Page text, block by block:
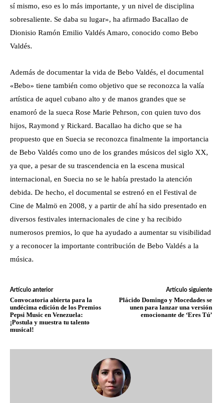
sí mismo, eso es lo más importante, y un nivel de disciplina
sobresaliente. Se daba su lugar», ha afirmado Bacallao de
Dionisio Ramón Emilio Valdés Amaro, conocido como Bebo
Valdés.
Además de documentar la vida de Bebo Valdés, el documental
«Bebo» tiene también como objetivo que se reconozca la valía
artística de aquel cubano alto y de manos grandes que se
enamoró de la sueca Rose Marie Pehrson, con quien tuvo dos
hijos, Raymond y Rickard. Bacallao ha dicho que se ha
propuesto que en Suecia se reconozca finalmente la importancia
de Bebo Valdés como uno de los grandes músicos del siglo XX,
ya que, a pesar de su trascendencia en la escena musical
internacional, en Suecia no se le había prestado la atención
debida. De hecho, el documental se estrenó en el Festival de
Cine de Malmö en 2008, y a partir de ahí ha sido presentado en
diversos festivales internacionales de cine y ha recibido
numerosos premios, lo que ha ayudado a aumentar su visibilidad
y a reconocer la importante contribución de Bebo Valdés a la
música.
Artículo anterior
Convocatoria abierta para la
undécima edición de los Premios
Pepsi Music en Venezuela:
¡Postula y muestra tu talento
musical!
Artículo siguiente
Plácido Domingo y Mocedades se
unen para lanzar una versión
emocionante de ‘Eres Tú’